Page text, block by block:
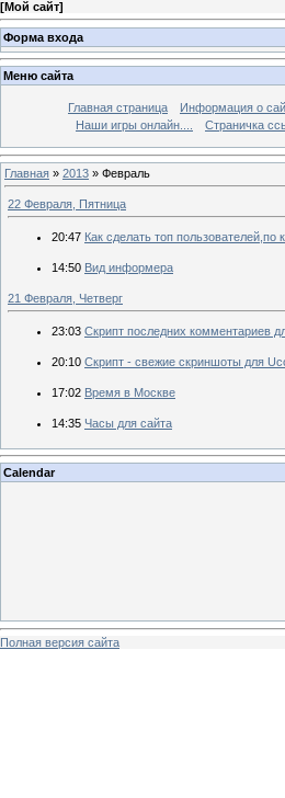
[Мой сайт]
Форма входа
Меню сайта
Главная страница Информация о
Наши игры онлайн....
Страничка
Главная » 2013 » Февраль
22 Февраля, Пятница
20:47 Как сделать топ пользователей,по
14:50 Вид информера
21 Февраля, Четверг
23:03 Скрипт последних комментариев
20:10 Скрипт - свежие скриншоты для
17:02 Время в Москве
14:35 Часы для сайта
Calendar
Полная версия сайта